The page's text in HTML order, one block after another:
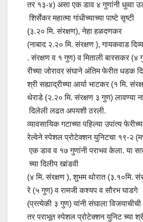
तर १३-४) असा एक डाव ४ गुणांनी धुव्वा
शिर्सेकर महात्मा गांधीच्याच्या पाष्टे सृष्टी
(३.२० मि. संरक्षण), नेहा हळदणकर
(नाबाद २.२० मि. संरक्षण ), गायकवाड
. संरक्षण व १ गुण) व मिताली बारसकर (४
रीच्या जोरावर संघाने अंतिम फेरीत धडक
श्री सह्याद्रीच्या आर्या भाटकर (१ मि.
थेराडे (२.२० मि. संरक्षण ३ गुण) लावण्या
दिलेली लढत अपयशी ठरली.
व्यावसायिक गटाच्या पहिल्या उपांत्य
रेल्वेने स्पेशल प्रोटेक्शन युनिटचा १९-२
एक डाव व १७ गुणांनी पराभव केला. या
च्या दिलीप खांडवी
(४ मि. संरक्षण ), शुभम थोरात (३.१०मि.
रे (५ गुण) व रामजी कश्यप व सौरभ घाडगे
(प्रत्येकी ३ गुण) यांनी संघाला
तर पराभूत स्पेशल प्रोटेक्शन युनिट च्या